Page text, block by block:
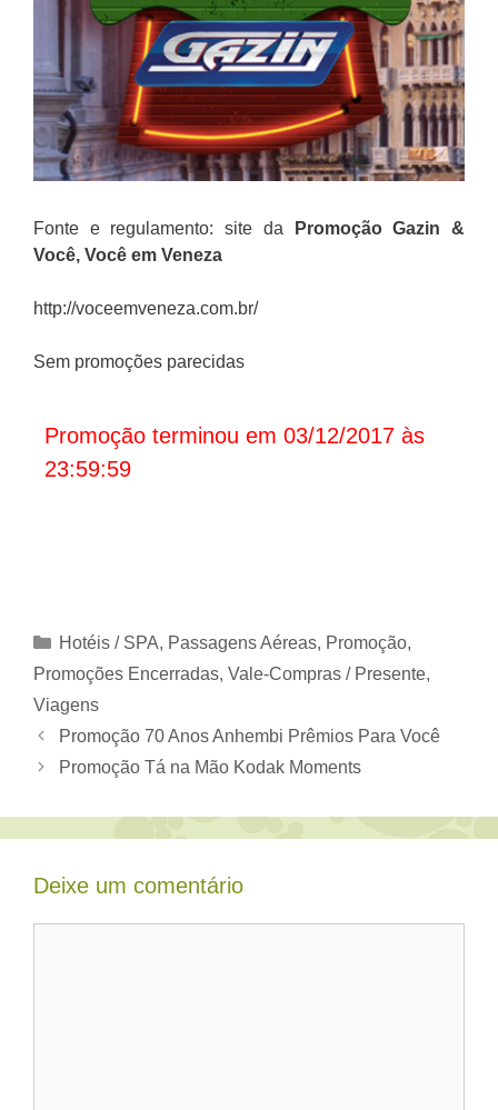
Fonte e regulamento: site da PromoçãoGazin &
Você, Você em Veneza
http://voceemveneza.com.br/
Sem promoções parecidas
Promoção terminou em 03/12/2017 às
23:59:59
Categorias
Hotéis / SPA, Passagens Aéreas, Promoção,
Promoções Encerradas, Vale-Compras / Presente,
Viagens
Promoção 70 Anos Anhembi Prêmios Para Você
Promoção Tá na Mão Kodak Moments
Deixe um comentário